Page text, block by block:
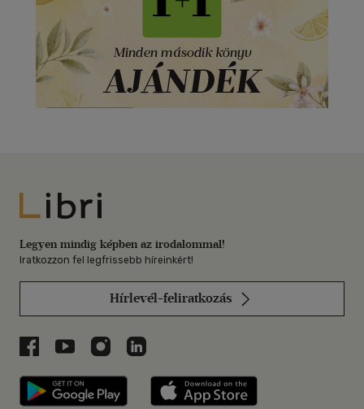
Libri
Legyen mindig képben az irodalommal!
Iratkozzon fel legfrissebb híreinkért!
Hírlevél-feliratkozás
Libri a Facebookon
Libri a Youtube-on
Libri az Instagramon
Libri a LinkedInen
Libri applikáció Szerezd meg: Google